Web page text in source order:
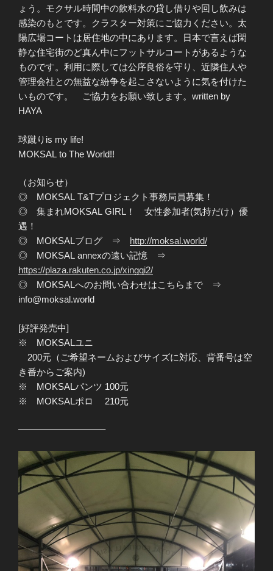
ょう。モクサル時間中の飲料水の貸し借りや回し飲みは
感染のもとです。クラスター対策にご協力ください。太
陽広場コートは居住地の中にあります。日本で言えば閑
静な住宅街のど真ん中にフットサルコートがあるような
ものです。利用に際しては公序良俗を守り、近隣住人や
管理会社との無益な紛争を起こさないように気を付けた
いものです。 ご協力をお願い致します。written by
HAYA
球蹴りis my life!
MOKSAL to The World!!
（お知らせ）
◎ MOKSAL T&Tプロジェクト事務局員募集！
◎ 集まれMOKSAL GIRL！ 女性参加者(気持だけ）優
遇！
◎ MOKSALブログ ⇒ http://moksal.world/
◎ MOKSAL annexの遠い記憶 ⇒
https://plaza.rakuten.co.jp/xingqi2/
◎ MOKSALへのお問い合わせはこちらまで ⇒
info@moksal.world
[好評発売中]
※ MOKSALユニ
200元（ご希望ネームおよびサイズに対応、背番号は空
き番からご案内)
※ MOKSALパンツ 100元
※ MOKSALポロ 210元
—————————–